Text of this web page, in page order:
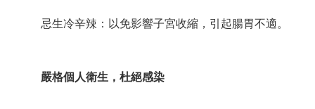
忌生冷辛辣：以免影響子宮收縮，引起腸胃不適。
嚴格個人衛生，杜絕感染